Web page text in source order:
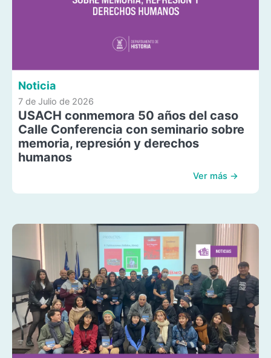
Noticia
7 de Julio de 2026
USACH conmemora 50 años del caso
Calle Conferencia con seminario sobre
memoria, represión y derechos
humanos
Ver más →